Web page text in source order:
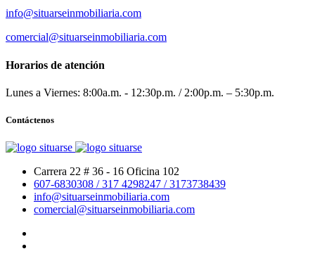
info@situarseinmobiliaria.com
comercial@situarseinmobiliaria.com
Horarios de atención
Lunes a Viernes: 8:00a.m. - 12:30p.m. / 2:00p.m. – 5:30p.m.
Contáctenos
Carrera 22 # 36 - 16 Oficina 102
607-6830308 / 317 4298247 / 3173738439
info@situarseinmobiliaria.com
comercial@situarseinmobiliaria.com